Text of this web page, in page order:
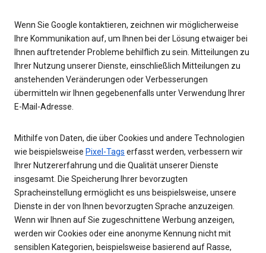
Wenn Sie Google kontaktieren, zeichnen wir möglicherweise
Ihre Kommunikation auf, um Ihnen bei der Lösung etwaiger bei
Ihnen auftretender Probleme behilflich zu sein. Mitteilungen zu
Ihrer Nutzung unserer Dienste, einschließlich Mitteilungen zu
anstehenden Veränderungen oder Verbesserungen
übermitteln wir Ihnen gegebenenfalls unter Verwendung Ihrer
E-Mail-Adresse.
Mithilfe von Daten, die über Cookies und andere Technologien
wie beispielsweise Pixel-Tags erfasst werden, verbessern wir
Ihrer Nutzererfahrung und die Qualität unserer Dienste
insgesamt. Die Speicherung Ihrer bevorzugten
Spracheinstellung ermöglicht es uns beispielsweise, unsere
Dienste in der von Ihnen bevorzugten Sprache anzuzeigen.
Wenn wir Ihnen auf Sie zugeschnittene Werbung anzeigen,
werden wir Cookies oder eine anonyme Kennung nicht mit
sensiblen Kategorien, beispielsweise basierend auf Rasse,